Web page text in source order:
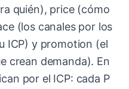
quién), price (cómo
(los canales por los
ICP) y promotion (el
crean demanda). En
por el ICP: cada P